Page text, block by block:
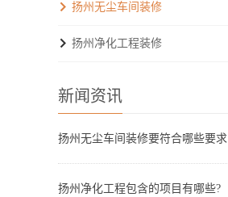
扬州无尘车间装修
扬州净化工程装修
新闻资讯
扬州无尘车间装修要符合哪些要求
扬州净化工程包含的项目有哪些?